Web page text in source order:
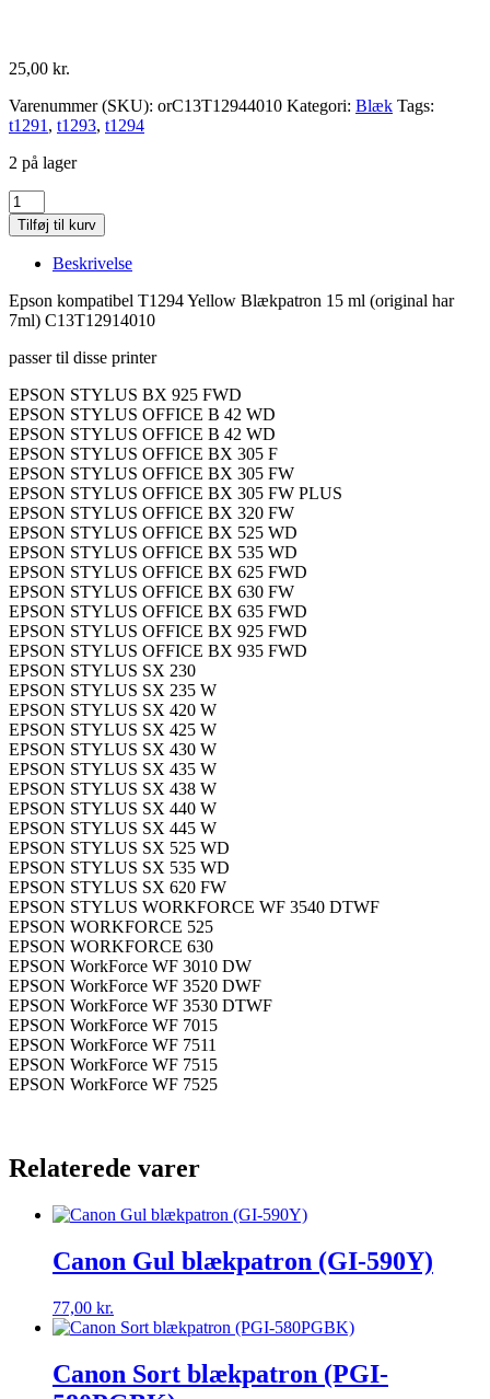
25,00 kr.
Varenummer (SKU): orC13T12944010 Kategori: Blæk Tags:
t1291, t1293, t1294
2 på lager
Epson
kompatibel
T1294
Yellow
med
æblet
Tilføj til kurv
Beskrivelse
Epson kompatibel T1294 Yellow Blækpatron 15 ml (original har
7ml) C13T12914010
passer til disse printer
EPSON STYLUS BX 925 FWD
EPSON STYLUS OFFICE B 42 WD
EPSON STYLUS OFFICE B 42 WD
EPSON STYLUS OFFICE BX 305 F
EPSON STYLUS OFFICE BX 305 FW
EPSON STYLUS OFFICE BX 305 FW PLUS
EPSON STYLUS OFFICE BX 320 FW
EPSON STYLUS OFFICE BX 525 WD
EPSON STYLUS OFFICE BX 535 WD
EPSON STYLUS OFFICE BX 625 FWD
EPSON STYLUS OFFICE BX 630 FW
EPSON STYLUS OFFICE BX 635 FWD
EPSON STYLUS OFFICE BX 925 FWD
EPSON STYLUS OFFICE BX 935 FWD
EPSON STYLUS SX 230
EPSON STYLUS SX 235 W
EPSON STYLUS SX 420 W
EPSON STYLUS SX 425 W
EPSON STYLUS SX 430 W
EPSON STYLUS SX 435 W
EPSON STYLUS SX 438 W
EPSON STYLUS SX 440 W
EPSON STYLUS SX 445 W
EPSON STYLUS SX 525 WD
EPSON STYLUS SX 535 WD
EPSON STYLUS SX 620 FW
EPSON STYLUS WORKFORCE WF 3540 DTWF
EPSON WORKFORCE 525
EPSON WORKFORCE 630
EPSON WorkForce WF 3010 DW
EPSON WorkForce WF 3520 DWF
EPSON WorkForce WF 3530 DTWF
EPSON WorkForce WF 7015
EPSON WorkForce WF 7511
EPSON WorkForce WF 7515
EPSON WorkForce WF 7525
Relaterede varer
Canon Gul blækpatron (GI-590Y)
77,00 kr.
Canon Sort blækpatron (PGI-